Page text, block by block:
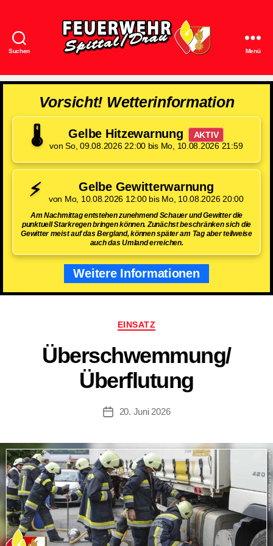
Suchen
Spittal/Drau
Menü
Vorsicht! Wetterinformation
🌡️ Gelbe Hitzewarnung
AKTIV
von So, 09.08.2026 22:00 bis Mo, 10.08.2026 21:59
⚡ Gelbe Gewitterwarnung
von Mo, 10.08.2026 12:00 bis Mo, 10.08.2026 20:00
Am Nachmittag entstehen zunehmend Schauer und Gewitter die
punktuell Starkregen bringen können. Zunächst beschränken sich die
Gewitter meist auf das Bergland, können später am Tag aber teilweise
auch das Umland erreichen.
Weitere Informationen
Kategorien
EINSATZ
Überschwemmung/
Überflutung
Beitragsdatum
20. Juni 2026